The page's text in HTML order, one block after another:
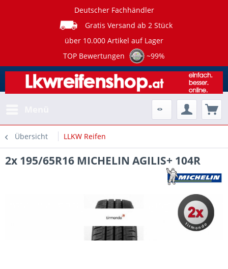
Deutscher Fachhändler
Gratis Versand ab 2 Stück
über 10.000 Artikel auf Lager
TOP Bewertungen
~99%
Übersicht LLKW Reifen
2x 195/65R16 MICHELIN AGILIS+ 104R